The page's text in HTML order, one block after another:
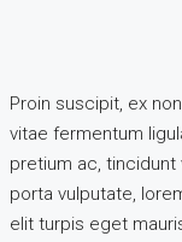
Proin suscipit, ex
vitae fermentum
pretium ac, tincidunt
porta vulputate,
elit turpis eget